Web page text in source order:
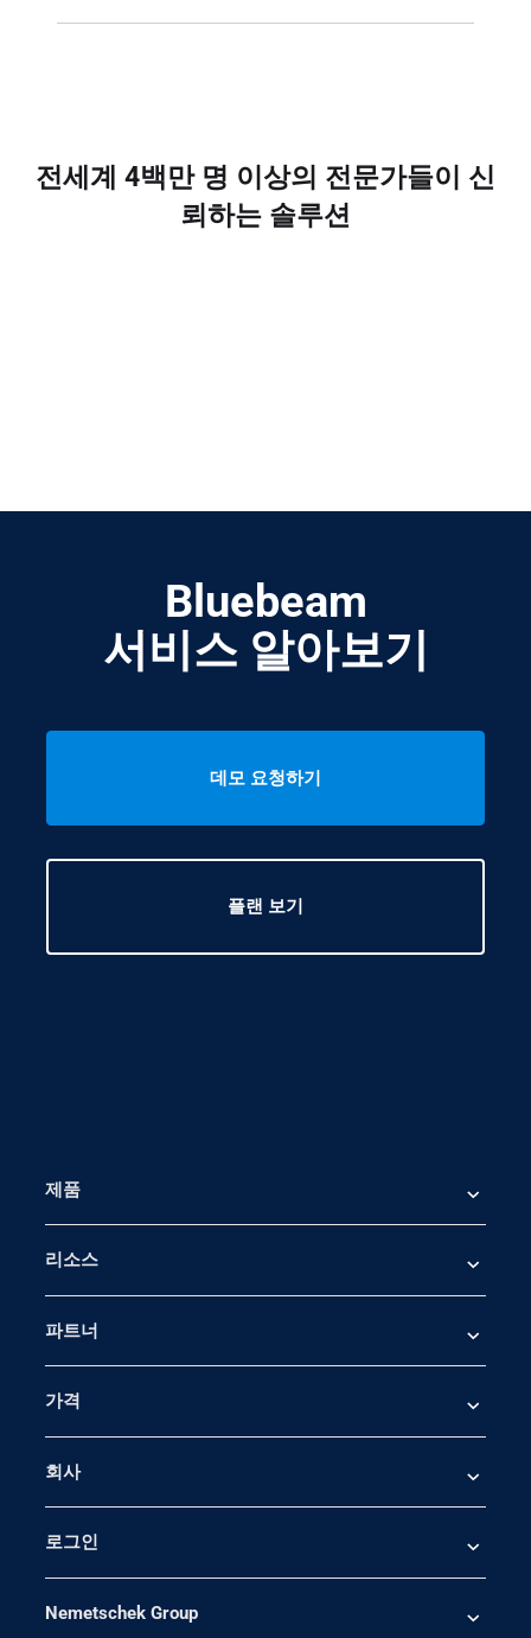
전세계 4백만 명 이상의 전문가들이 신
뢰하는 솔루션
Bluebeam
서비스 알아보기
데모 요청하기
플랜 보기
제품
리소스
파트너
가격
회사
로그인
Nemetschek Group